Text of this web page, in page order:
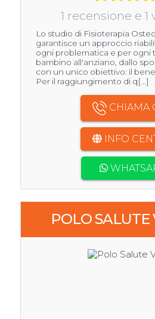
1 recensione e 1
Lo studio di Fisioterapia
garantisce un approccio
ogni problematica e per ogni
bambino all'anziano, dallo
con un unico obiettivo: il
Per il raggiungimento di q[...]
CHIAMA
INFO
POLO SALUTE